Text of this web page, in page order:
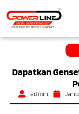
Dapatkan
admin